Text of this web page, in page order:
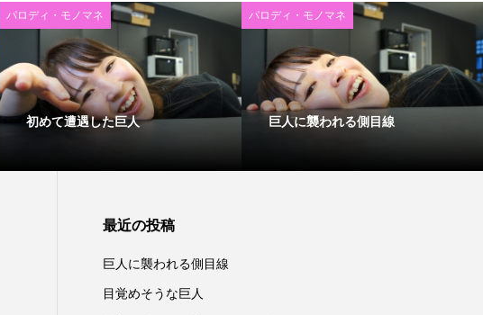
パロディ・モノマネ
初めて遭遇した巨人
パロディ・モノマネ
巨人に襲われる側目線
最近の投稿
巨人に襲われる側目線
目覚めそうな巨人